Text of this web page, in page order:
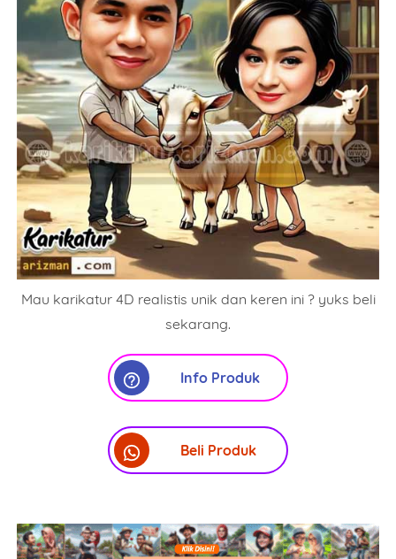
Mau karikatur 4D realistis unik dan keren ini ? yuks beli
sekarang.
Info Produk
Beli Produk